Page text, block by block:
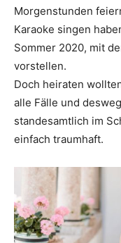
Morgenstunden
Karaoke singen
Sommer 2020, mit
vorstellen.
Doch heiraten
alle Fälle und
standesamtlich im
einfach traumhaft.